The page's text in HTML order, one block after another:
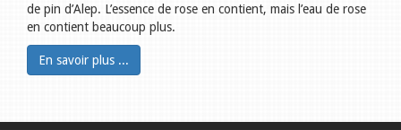
de pin d’Alep. L’essence de rose en contient, mais l’eau de rose
en contient beaucoup plus.
En savoir plus ...